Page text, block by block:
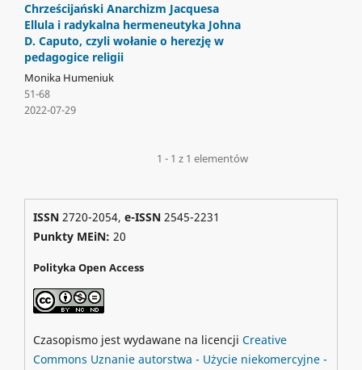
Chrześcijański Anarchizm Jacquesa
Ellula i radykalna hermeneutyka Johna
D. Caputo, czyli wołanie o herezję w
pedagogice religii
Monika Humeniuk
51-68
2022-07-29
1 - 1 z 1 elementów
ISSN2720-2054, e-ISSN2545-2231
Punkty MEiN: 20
Polityka Open Access
Czasopismo jest wydawane na licencji Creative
Commons Uznanie autorstwa - Użycie niekomercyjne -